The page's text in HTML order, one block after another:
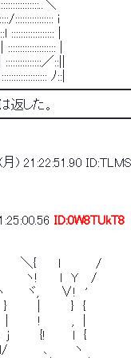
＼
i
|
|
／::||
ﾉ::|
返した。
) 21:22:51.90
ID:0W8TUkT8
＼{　　 l　　　　/　　
　 ヽ!　　 l　Y　 /　　
　 ヾ,　　 ∨!　'　　　
　　 |　　　 }　{　　　　
　 !　　　 ,　| 　 　 　
　　 {!　　　l　{　 　 　
　　､　 　 ヽ　　　　　